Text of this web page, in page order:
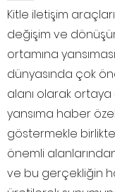
Kitle iletişim
değişim ve
ortamına
dünyasında çok
alanı olarak ortaya
yansıma haber
göstermekle
önemli
ve bu gerçekliğin